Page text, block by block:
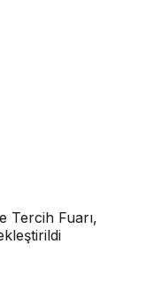
Tercih Fuarı,